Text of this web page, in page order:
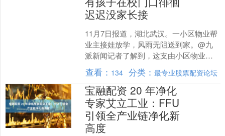
迟迟没家长接
11月7日报道，湖北武汉。一小区物业帮
业主接娃放学，风雨无阻送到家。@九
派新闻记者了解到，这支由小区物业员
工组成的“爱心护学队”，已连续大半年坚
持为业主接孩子放....
查看： 134 分类： 最专业股票配资论坛
宝融配资 20 年净化
专家艾立工业：FFU
引领全产业链净化新
高度